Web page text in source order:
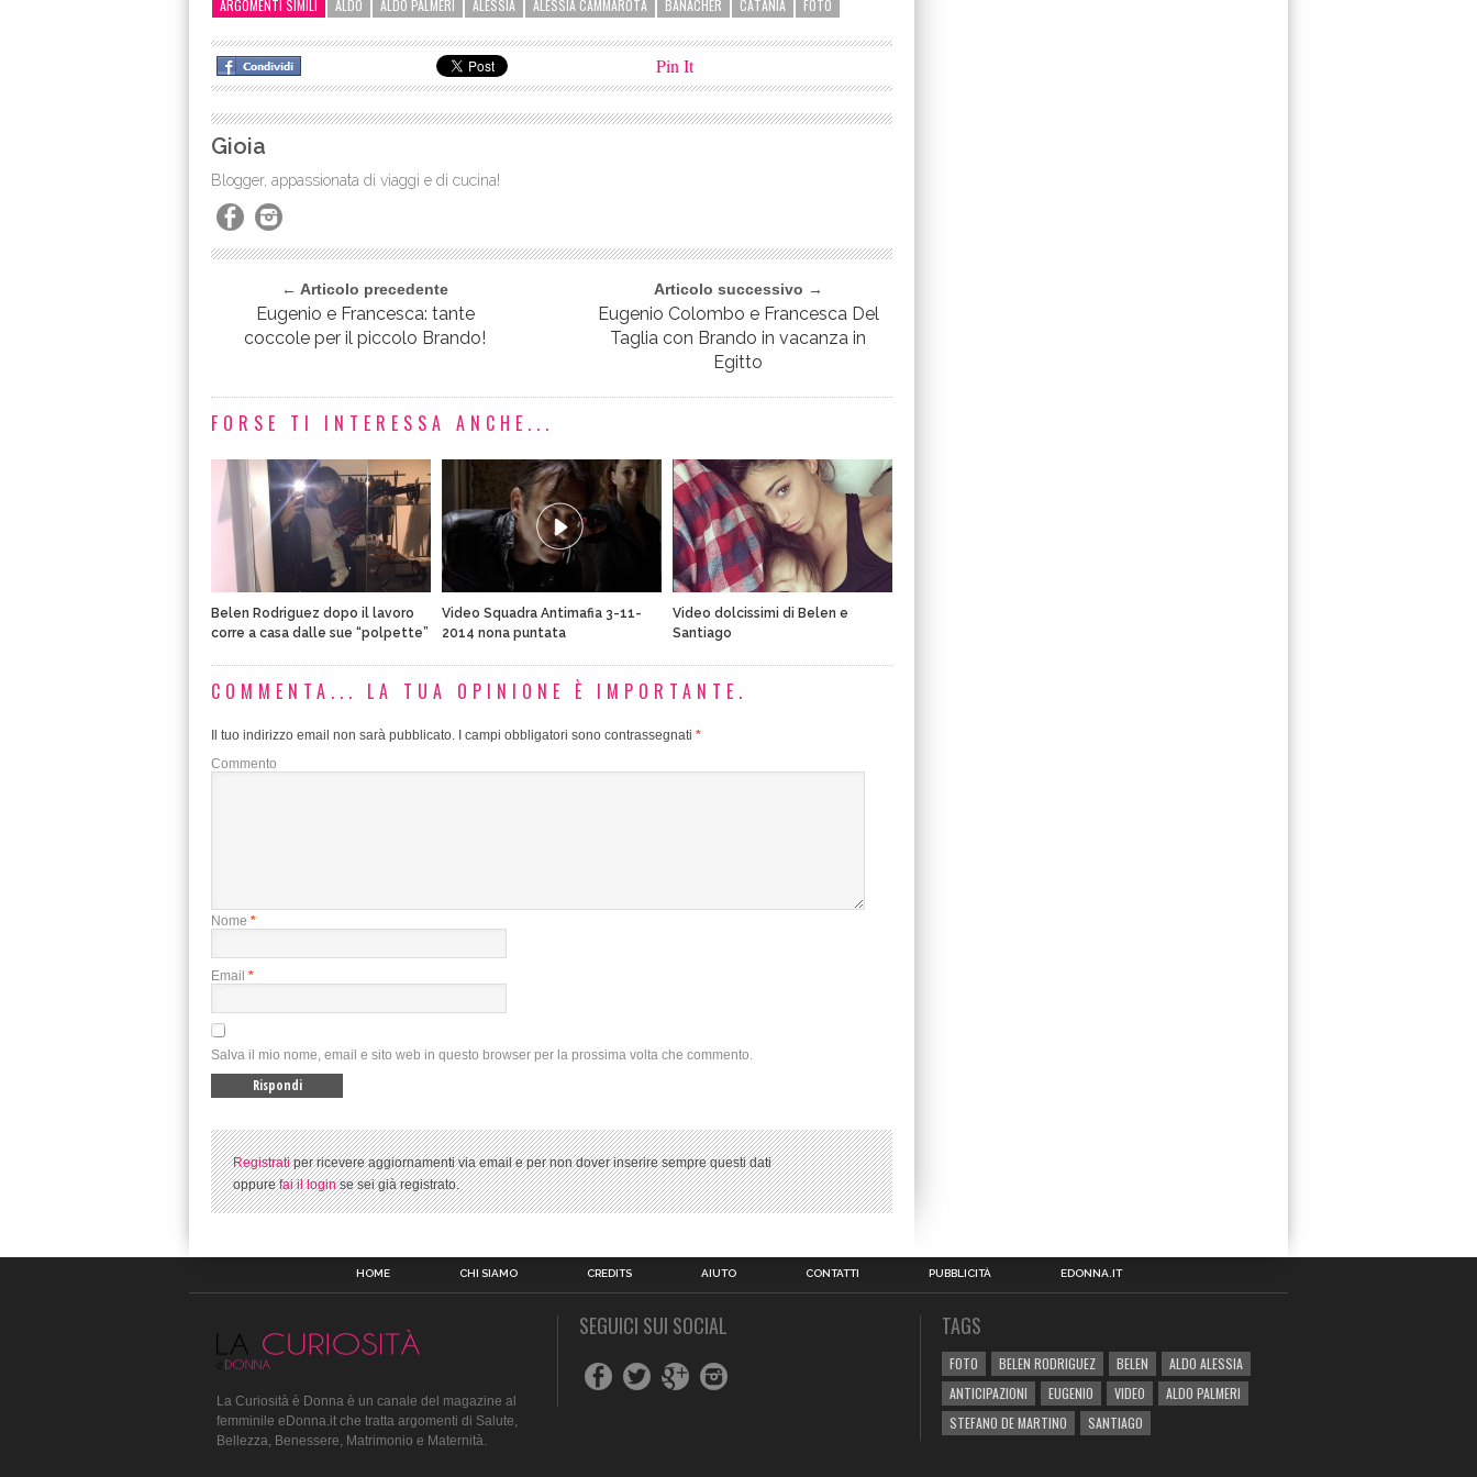
ARGOMENTI SIMILI ALDO ALDO PALMERI ALESSIA ALESSIA CAMMAROTA BANACHER CATANIA FOTO
Pin It
Gioia
Blogger, appassionata di viaggi e di cucina!
← Articolo precedente
Eugenio e Francesca: tante
coccole per il piccolo Brando!
Articolo successivo →
Eugenio Colombo e Francesca Del
Taglia con Brando in vacanza in
Egitto
FORSE TI INTERESSA ANCHE...
Belen Rodriguez dopo il lavoro
corre a casa dalle sue “polpette”
Video Squadra Antimafia 3-11-
2014 nona puntata
Video dolcissimi di Belen e
Santiago
COMMENTA... LA TUA OPINIONE È IMPORTANTE.
Il tuo indirizzo email non sarà pubblicato. I campi obbligatori sono contrassegnati *
Commento
Nome *
Email *
Salva il mio nome, email e sito web in questo browser per la prossima volta che commento.
Registratiper ricevere aggiornamenti via email e per non dover inserire sempre questi dati
oppurefai il loginse sei già registrato.
HOME CHI SIAMO CREDITS AIUTO CONTATTI PUBBLICITÀ EDONNA.IT
La Curiosità è Donna è un canale del magazine al
femminile eDonna.it che tratta argomenti di Salute,
Bellezza, Benessere, Matrimonio e Maternità.
SEGUICI SUI SOCIAL TAGS
FOTO BELEN RODRIGUEZ BELEN
ALDO ALESSIA
ANTICIPAZIONI
EUGENIO VIDEO
ALDO PALMERI
STEFANO DE MARTINO
SANTIAGO